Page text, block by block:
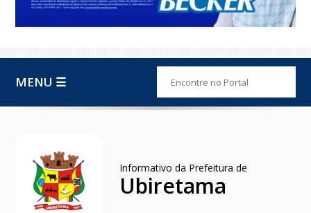
MENU ☰
Informativo da Prefeitura de
Ubiretama